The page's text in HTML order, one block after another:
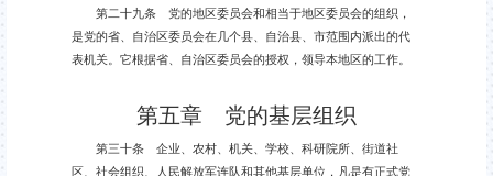
第二十九条 党的地区委员会和相当于地区委员会的组织，
是党的省、自治区委员会在几个县、自治县、市范围内派出的代
表机关。它根据省、自治区委员会的授权，领导本地区的工作。
第五章 党的基层组织
第三十条 企业、农村、机关、学校、科研院所、街道社
区、社会组织、人民解放军连队和其他基层单位，凡是有正式党